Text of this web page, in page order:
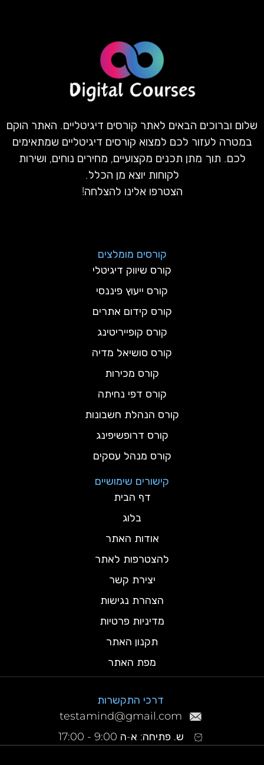
שלום וברוכים הבאים לאתר קורסים דיגיטליים. האתר הוקם
במטרה לעזור לכם למצוא קורסים דיגיטליים שמתאימים
לכם. תוך מתן תכנים מקצועיים, מחירים נוחים, ושירות
לקוחות יוצא מן הכלל.
הצטרפו אלינו להצלחה!
קורסים מומלצים
קורס שיווק דיגיטלי
קורס ייעוץ פיננסי
קורס קידום אתרים
קורס קופייריטינג
קורס סושיאל מדיה
קורס מכירות
קורס דפי נחיתה
קורס הנהלת חשבונות
קורס דרופשיפינג
קורס מנהל עסקים
קישורים שימושיים
דף הבית
בלוג
אודות האתר
להצטרפות לאתר
יצירת קשר
הצהרת נגישות
מדיניות פרטיות
תקנון האתר
מפת האתר
דרכי התקשרות
testamind@gmail.com
ש. פתיחה: א-ה 9:00 - 17:00